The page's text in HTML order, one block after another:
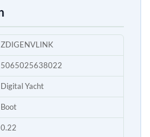
ZDIGENVLINK
5065025638022
Digital Yacht
Boot
0.22